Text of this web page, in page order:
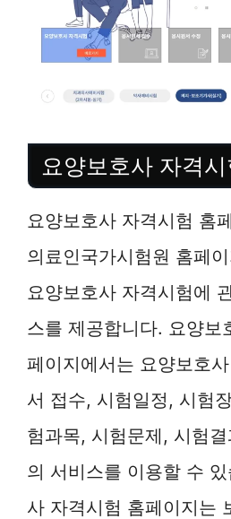
요양보호사 자격
요양보호사 자격시험 홈
의료인국가시험원 홈페
요양보호사 자격시험에
스를 제공합니다. 요양보
페이지에서는 요양보호
서 접수, 시험일정, 시험
험과목, 시험문제, 시험
의 서비스를 이용할 수
사 자격시험 홈페이지는